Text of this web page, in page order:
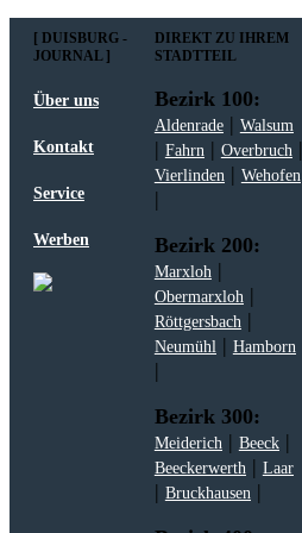
[ DUISBURG -
JOURNAL ]
Über uns
Kontakt
Service
Werben
DIREKT ZU IHREM
STADTTEIL
Bezirk 100:
Aldenrade| Walsum
| Fahrn | Overbruch |
Vierlinden | Wehofen
|
Bezirk 200:
Marxloh |
Obermarxloh |
Röttgersbach |
Neumühl | Hamborn
|
Bezirk 300:
Meiderich | Beeck|
Beeckerwerth | Laar
| Bruckhausen |